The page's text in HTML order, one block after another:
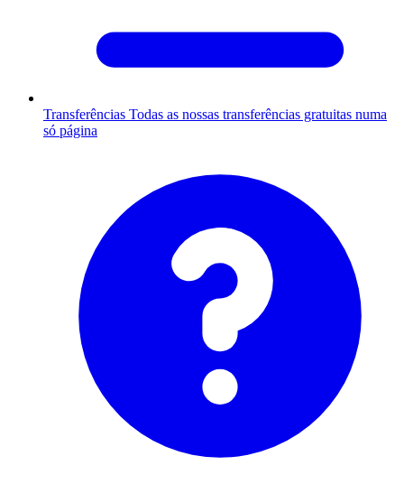
Transferências Todas as nossas transferências gratuitas numa
só página